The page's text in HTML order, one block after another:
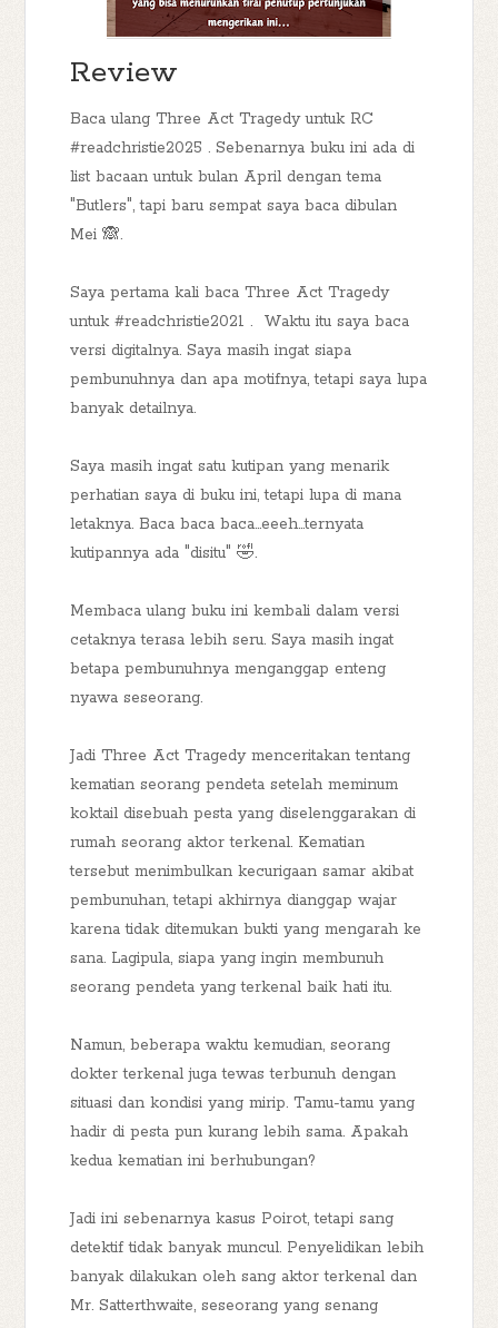
Review
Baca ulang Three Act Tragedy untuk RC
#readchristie2025 . Sebenarnya buku ini ada di
list bacaan untuk bulan April dengan tema
"Butlers", tapi baru sempat saya baca dibulan
Mei 🙈.
Saya pertama kali baca Three Act Tragedy
untuk #readchristie2021 . Waktu itu saya baca
versi digitalnya. Saya masih ingat siapa
pembunuhnya dan apa motifnya, tetapi saya lupa
banyak detailnya.
Saya masih ingat satu kutipan yang menarik
perhatian saya di buku ini, tetapi lupa di mana
letaknya. Baca baca baca...eeeh...ternyata
kutipannya ada "disitu" 🤣.
Membaca ulang buku ini kembali dalam versi
cetaknya terasa lebih seru. Saya masih ingat
betapa pembunuhnya menganggap enteng
nyawa seseorang.
Jadi Three Act Tragedy menceritakan tentang
kematian seorang pendeta setelah meminum
koktail disebuah pesta yang diselenggarakan di
rumah seorang aktor terkenal. Kematian
tersebut menimbulkan kecurigaan samar akibat
pembunuhan, tetapi akhirnya dianggap wajar
karena tidak ditemukan bukti yang mengarah ke
sana. Lagipula, siapa yang ingin membunuh
seorang pendeta yang terkenal baik hati itu.
Namun, beberapa waktu kemudian, seorang
dokter terkenal juga tewas terbunuh dengan
situasi dan kondisi yang mirip. Tamu-tamu yang
hadir di pesta pun kurang lebih sama. Apakah
kedua kematian ini berhubungan?
Jadi ini sebenarnya kasus Poirot, tetapi sang
detektif tidak banyak muncul. Penyelidikan lebih
banyak dilakukan oleh sang aktor terkenal dan
Mr. Satterthwaite, seseorang yang senang